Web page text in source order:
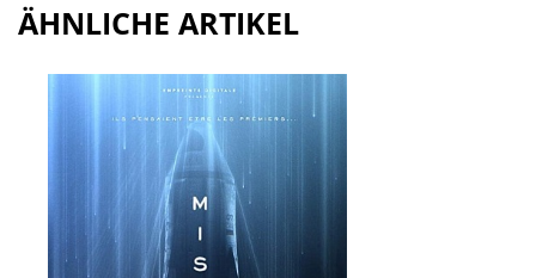
ÄHNLICHE ARTIKEL